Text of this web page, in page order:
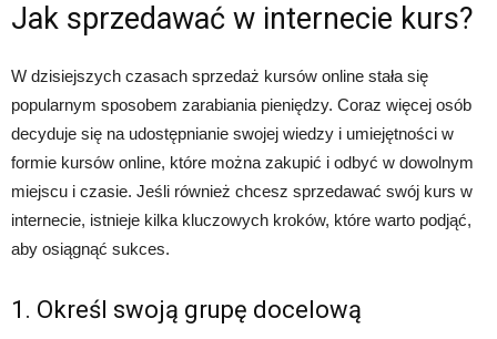
Jak sprzedawać w internecie kurs?
W dzisiejszych czasach sprzedaż kursów online stała się
popularnym sposobem zarabiania pieniędzy. Coraz więcej osób
decyduje się na udostępnianie swojej wiedzy i umiejętności w
formie kursów online, które można zakupić i odbyć w dowolnym
miejscu i czasie. Jeśli również chcesz sprzedawać swój kurs w
internecie, istnieje kilka kluczowych kroków, które warto podjąć,
aby osiągnąć sukces.
1. Określ swoją grupę docelową